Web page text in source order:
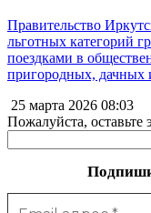
Правительство
льготных категорий
поездками в
пригородных,
25 марта 2026 08:03
Пожалуйста, оставьте